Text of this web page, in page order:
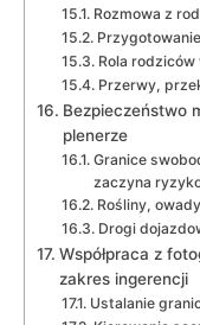
Rozmowa z
Rola
Przerwy,
Bezpieczeństwo
plenerze
Granice
zaczyna
Rośliny,
Drogi
Współpraca z
zakres ingerencji
Ustalanie